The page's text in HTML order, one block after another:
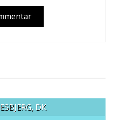
ESBJERG, DK